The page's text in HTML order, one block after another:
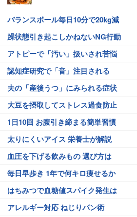
バランスボール毎日10分で20kg減
躁状態引き起こしかねないNG行動
アトピーで「汚い」扱いされ苦悩
認知症研究で「音」注目される
夫の「産後うつ」にみられる症状
大豆を摂取してストレス過食防止
1日10回 お腹引き締まる簡単習慣
太りにくいアイス 栄養士が解説
血圧を下げる飲みもの 選び方は
毎日早歩き 1年で何キロ痩せるか
はちみつで血糖値スパイク発生は
アレルギー対応 ねじりパン術